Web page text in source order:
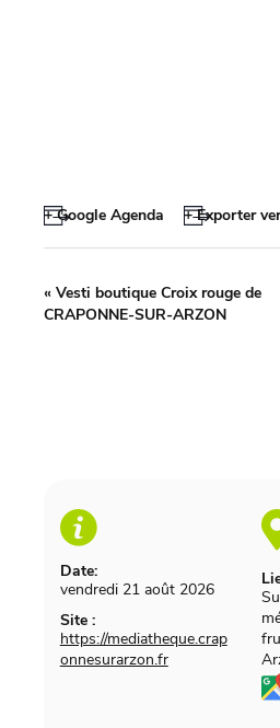
+ Google Agenda + Exporter
Date:
vendredi 21 août 2026
Site :
https://mediatheque.crap
onnesurarzon.fr
« Vesti boutique Croix rouge de
CRAPONNE-SUR-ARZON